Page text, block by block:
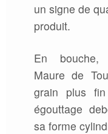
un signe de
produit.
En
Maure de
grain plus
égouttage
sa forme